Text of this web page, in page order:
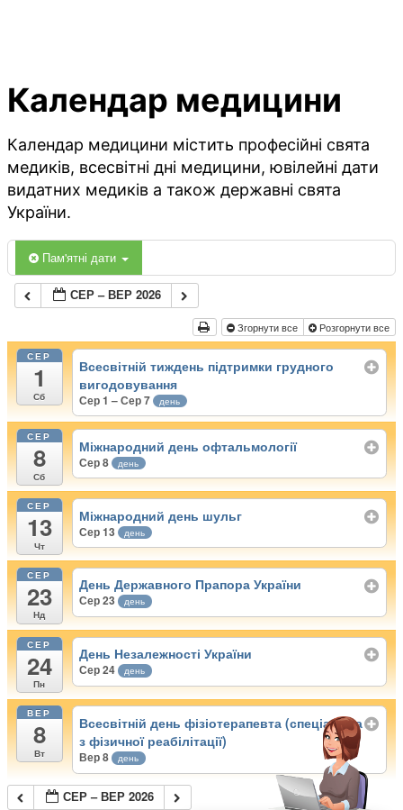
Календар медицини
Календар медицини містить професійні свята
медиків, всесвітні дні медицини, ювілейні дати
видатних медиків а також державні свята
України.
Пам'ятні дати
СЕР – ВЕР 2026
Згорнути все Розгорнути все
СЕР
1
Сб
Всесвітній тиждень підтримки грудного
вигодовування
Сер 1 – Сер 7 день
СЕР
8
Сб
Міжнародний день офтальмології
Сер 8 день
СЕР
13
Чт
Міжнародний день шульг
Сер 13 день
СЕР
23
Нд
День Державного Прапора України
Сер 23 день
СЕР
24
Пн
День Незалежності України
Сер 24 день
ВЕР
8
Вт
Всесвітній день фізіотерапевта (спеціаліста
з фізичної реабілітації)
Вер 8 день
СЕР – ВЕР 2026